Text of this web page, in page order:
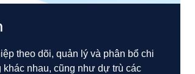
theo dõi, quản lý và phân bổ chi
khác nhau, cũng như dự trù các